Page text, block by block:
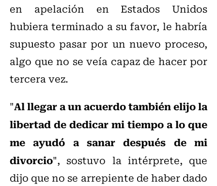
en apelación en Estados Unidos
hubiera terminado a su favor, le habría
supuesto pasar por un nuevo proceso,
algo que no se veía capaz de hacer por
tercera vez.
"Al llegar a un acuerdo también elijo la
libertad de dedicar mi tiempo a lo que
me ayudó a sanar después de mi
divorcio", sostuvo la intérprete, que
dijo que no se arrepiente de haber dado